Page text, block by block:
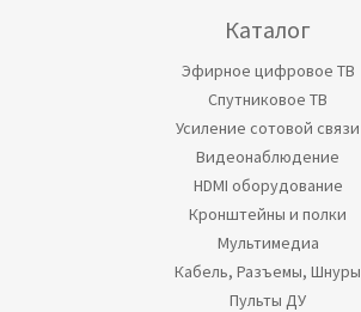
Каталог
Эфирное цифровое ТВ
Спутниковое ТВ
Усиление сотовой связи
Видеонаблюдение
HDMI оборудование
Кронштейны и полки
Мультимедиа
Кабель, Разъемы, Шнуры
Пульты ДУ